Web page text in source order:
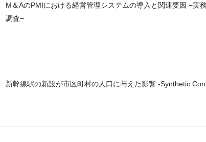
M＆AのPMIにおける経営管理システムの導入と関連要因 −実
調査−
新幹線駅の新設が市区町村の人口に与えた影響 -Synthetic